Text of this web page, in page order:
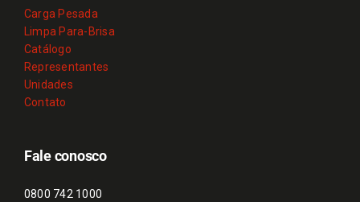
Carga Pesada
Limpa Para-Brisa
Catálogo
Representantes
Unidades
Contato
Fale conosco
0800 742 1000